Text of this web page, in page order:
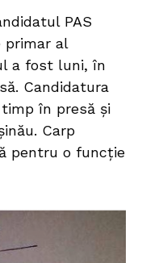
PAS
primar al
a fost luni, în
Candidatura
în presă și
Carp
pentru o funcție